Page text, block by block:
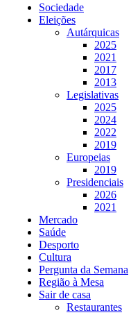
Sociedade
Eleições
Autárquicas
2025
2021
2017
2013
Legislativas
2025
2024
2022
2019
Europeias
2019
Presidenciais
2026
2021
Mercado
Saúde
Desporto
Cultura
Pergunta da Semana
Região à Mesa
Sair de casa
Restaurantes